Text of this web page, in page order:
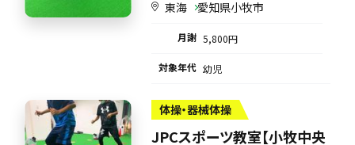
東海 愛知県小牧市
月謝 5,800円
対象年代 幼児
体操・器械体操
JPCスポーツ教室【小牧中央